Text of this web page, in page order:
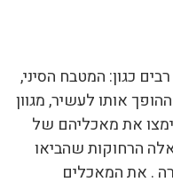
כגון: המטבח הסיני,
אותו לעשיר, מגוון
אימצו את מאכליהם של
הרחוקות שהביאו
. את המאכלים